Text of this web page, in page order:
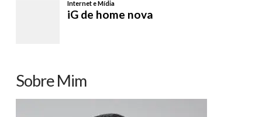
Sobre Mim